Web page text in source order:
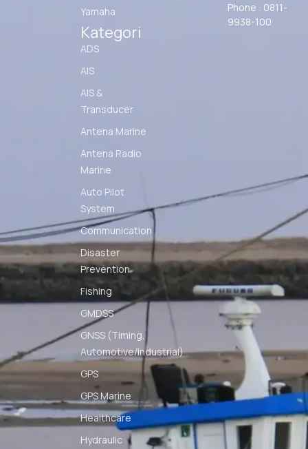
Yamaha
Kategori
ADS
AIS
AIS &
Transducer
Antena Marine
Antena Radio
Marine
Auto Pilot
System
Communication
Disaster
Prevention
Fishing
GMDSS
GNSS (Timing,
Automotive/Industrial)
GPS
GPS Marine
Healthcare
Hydraulic
Phone : 0811-
9938-100